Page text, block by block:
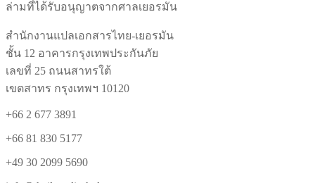
ล่ามที่ได้รับอนุญาตจากศาลเยอรมัน
สำนักงานแปลเอกสารไทย-เยอรมัน
ชั้น 12 อาคารกรุงเทพประกันภัย
เลขที่ 25 ถนนสาทรใต้
เขตสาทร กรุงเทพฯ 10120
+66 2 677 3891
+66 81 830 5177
+49 30 2099 5690